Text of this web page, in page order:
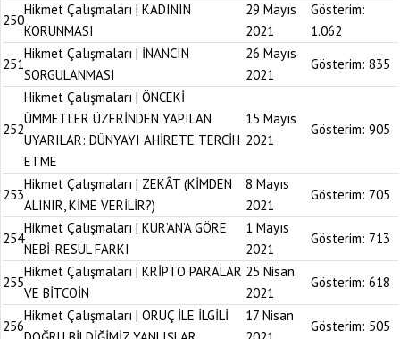
250
Hikmet Çalışmaları | KADININ
KORUNMASI
29 Mayıs
2021
Gösterim:
1.062
251
Hikmet Çalışmaları | İNANCIN
SORGULANMASI
26 Mayıs
2021
Gösterim: 835
252
Hikmet Çalışmaları | ÖNCEKİ
ÜMMETLER ÜZERİNDEN YAPILAN
UYARILAR: DÜNYAYI AHİRETE TERCİH
ETME
15 Mayıs
2021
Gösterim: 905
253
Hikmet Çalışmaları | ZEKÂT (KİMDEN
ALINIR, KİME VERİLİR?)
8 Mayıs
2021
Gösterim: 705
254
Hikmet Çalışmaları | KUR’AN’A GÖRE
NEBİ-RESUL FARKI
1 Mayıs
2021
Gösterim: 713
255
Hikmet Çalışmaları | KRİPTO PARALAR
VE BİTCOİN
25 Nisan
2021
Gösterim: 618
256
Hikmet Çalışmaları | ORUÇ İLE İLGİLİ
17 Nisan
Gösterim: 505